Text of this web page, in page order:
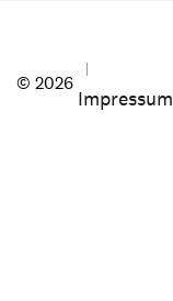
© 2026
Impressum